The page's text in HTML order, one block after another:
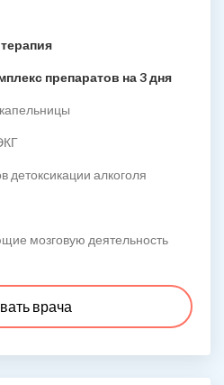
препаратов на 3 дня
детоксикации алкоголя
мозговую деятельность
врача